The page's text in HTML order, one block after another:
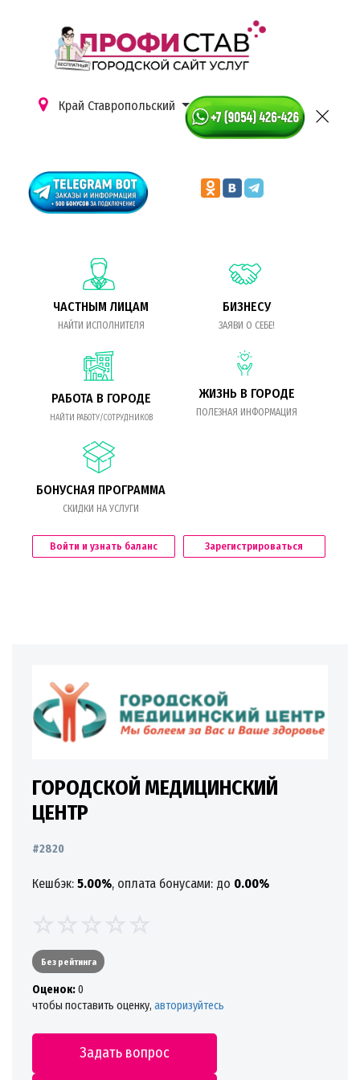
Край Ставропольский
ЧАСТНЫМ ЛИЦАМ
НАЙТИ ИСПОЛНИТЕЛЯ
БИЗНЕСУ
ЗАЯВИ О СЕБЕ!
РАБОТА В ГОРОДЕ
НАЙТИ РАБОТУ/СОТРУДНИКОВ
ЖИЗНЬ В ГОРОДЕ
ПОЛЕЗНАЯ ИНФОРМАЦИЯ
БОНУСНАЯ ПРОГРАММА
СКИДКИ НА УСЛУГИ
Войти и узнать баланс Зарегистрироваться
ГОРОДСКОЙ МЕДИЦИНСКИЙ
ЦЕНТР
#2820
Кешбэк: 5.00%, оплата бонусами: до 0.00%
Без рейтинга
Oценок:0
чтобы поставить оценку, авторизуйтесь
Задать вопрос